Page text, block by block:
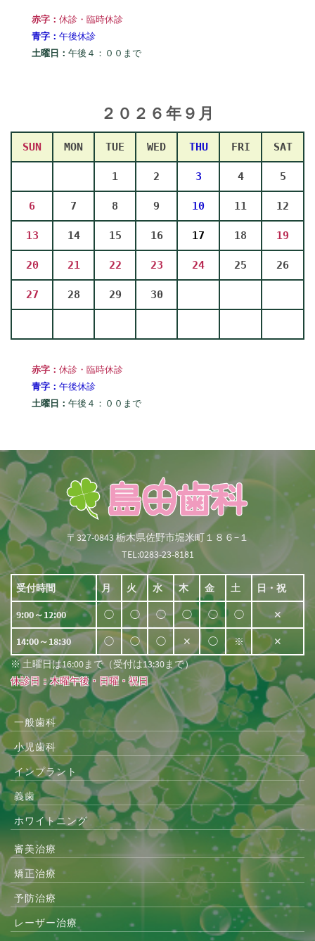
赤字： 休診・臨時休診
青字： 午後休診
土曜日： 午後４：００まで
２０２６年９ 月
SUN MON TUE WED THU FRI SAT
1 2 3 4 5
6 7 8 9 10 11 12
13 14 15 16 17 18 19
20 21 22 23 24 25 26
27 28 29 30
赤字： 休診・臨時休診
青字： 午後休診
土曜日： 午後４：００まで
〒327-0843 栃木県佐野市堀米町１８６−１
TEL:0283-23-8181
受付時間 月 火 水 木 金 土 日・祝
9:00～12:00 ◯ ◯ ◯ ◯ ◯ ◯ ✕
14:00～18:30 ◯ ◯ ◯ ✕ ◯ ※
✕
※ 土曜日は16:00まで（受付は13:30まで）
休診日：木曜午後・日曜・祝日
一般歯科
小児歯科
インプラント
義歯
ホワイトニング
審美治療
矯正治療
予防治療
レーザー治療